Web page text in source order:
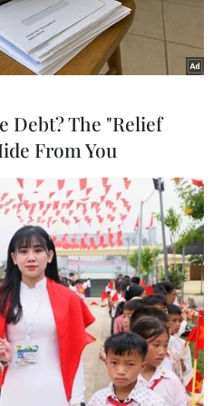
băng đảng mafia 'Ndrangheta
(Ảnh: AFP)
đang mang theo tài
cầu nguyện trong
Debt? The "Relief
From You